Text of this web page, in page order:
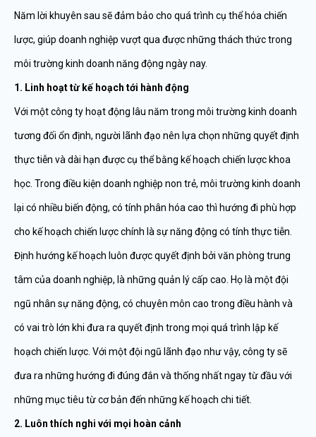
Năm lời khuyên sau sẽ đảm bảo cho quá trình cụ thể hóa chiến
lược, giúp doanh nghiệp vượt qua được những thách thức trong
môi trường kinh doanh năng động ngày nay.
1. Linh hoạt từ kế hoạch tới hành động
Với một công ty hoạt động lâu năm trong môi trường kinh doanh
tương đối ổn định, người lãnh đạo nên lựa chọn những quyết định
thực tiễn và dài hạn được cụ thể bằng kế hoạch chiến lược khoa
học. Trong điều kiện doanh nghiệp non trẻ, môi trường kinh doanh
lại có nhiều biến động, có tính phân hóa cao thì hướng đi phù hợp
cho kế hoạch chiến lược chính là sự năng động có tính thực tiễn.
Định hướng kế hoạch luôn được quyết định bởi văn phòng trung
tâm của doanh nghiệp, là những quản lý cấp cao. Họ là một đội
ngũ nhân sự năng động, có chuyên môn cao trong điều hành và
có vai trò lớn khi đưa ra quyết định trong mọi quá trình lập kế
hoạch chiến lược. Với một đội ngũ lãnh đạo như vậy, công ty sẽ
đưa ra những hướng đi đúng đắn và thống nhất ngay từ đầu với
những mục tiêu từ cơ bản đến những kế hoạch chi tiết.
2. Luôn thích nghi với mọi hoàn cảnh